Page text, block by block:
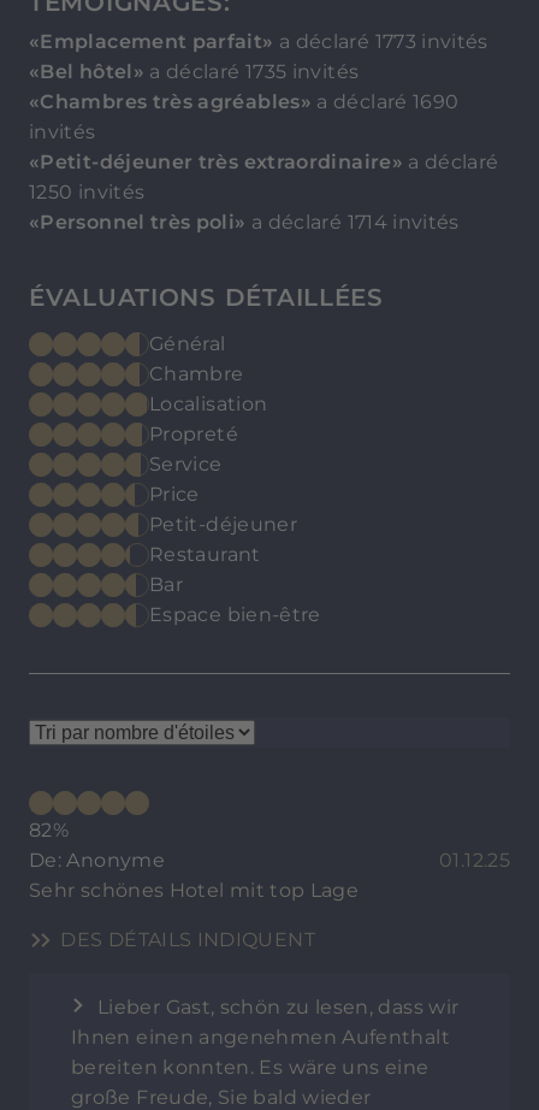
«Emplacement parfait» a déclaré 1773 invités
«Bel hôtel» a déclaré 1735 invités
«Chambres très agréables» a déclaré 1690
invités
«Petit-déjeuner très extraordinaire» a déclaré
1250 invités
«Personnel très poli» a déclaré 1714 invités
ÉVALUATIONS DÉTAILLÉES
Général
Chambre
Localisation
Propreté
Service
Price
Petit-déjeuner
Restaurant
Bar
Espace bien-être
82%
De: Anonyme
01.12.25
Sehr schönes Hotel mit top Lage
DES DÉTAILS INDIQUENT
Lieber Gast, schön zu lesen, dass wir
Ihnen einen angenehmen Aufenthalt
bereiten konnten. Es wäre uns eine
große Freude, Sie bald wieder